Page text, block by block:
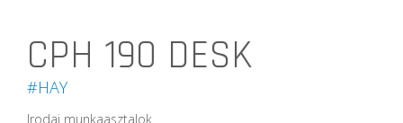
CPH 190 DESK
#HAY
Irodai munkaasztalok